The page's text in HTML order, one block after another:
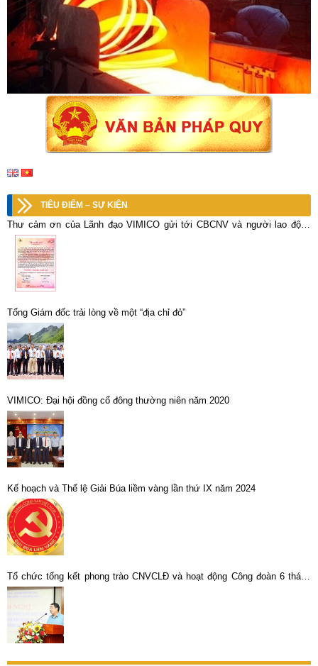
TIÊU ĐIỂM – SỰ KIỆN
Thư cảm ơn của Lãnh đạo VIMICO gửi tới CBCNV và người lao động
nhân kỷ niệm 25 năm ngày thành lập Tổng công ty Khoáng sản – TKV
Tổng Giám đốc trải lòng về một “địa chỉ đỏ”
VIMICO: Đại hội đồng cổ đông thường niên năm 2020
Kế hoạch và Thể lệ Giải Búa liềm vàng lần thứ IX năm 2024
Tổ chức tổng kết phong trào CNVCLĐ và hoạt động Công đoàn 6 tháng
đầu năm 2023